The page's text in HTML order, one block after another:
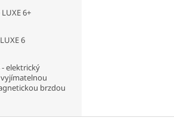
6+
6
- elektrický
brzdou